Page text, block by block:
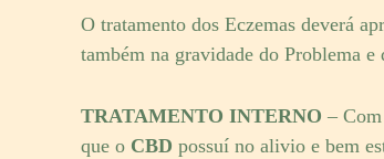
O tratamento dos Eczemas deverá
também na gravidade do Problema e
TRATAMENTO INTERNO –
que o CBD possuí no alivio e bem